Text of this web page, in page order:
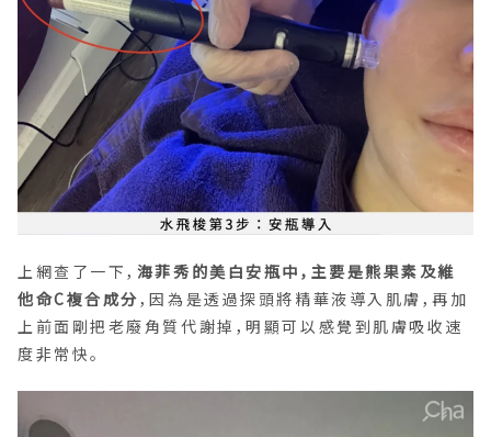
上網查了一下， 海菲秀的美白安瓶中，主要是熊果素及維
他命C複合成分，因為是透過探頭將精華液導入肌膚，再加
上前面剛把老廢角質代謝掉，明顯可以感覺到肌膚吸收速
度非常快。